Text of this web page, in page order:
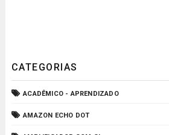
CATEGORIAS
ACADÊMICO - APRENDIZADO
AMAZON ECHO DOT